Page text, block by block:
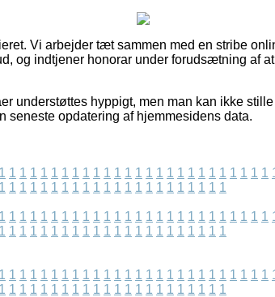
Vi arbejder tæt sammen med en stribe
og indtjener honorar under forudsætning af
understøttes hyppigt, men man kan ikke
seneste opdatering af hjemmesidens data.
1 1 1 1 1 1 1 1 1 1 1 1 1 1 1 1 1 1 1 1 1 1 1 1 1 1
1 1 1 1 1 1 1 1 1 1 1 1 1 1 1 1 1 1 1 1 1 1
1 1 1 1 1 1 1 1 1 1 1 1 1 1 1 1 1 1 1 1 1 1 1 1 1 1
1 1 1 1 1 1 1 1 1 1 1 1 1 1 1 1 1 1 1 1 1 1
1 1 1 1 1 1 1 1 1 1 1 1 1 1 1 1 1 1 1 1 1 1 1 1 1 1
1 1 1 1 1 1 1 1 1 1 1 1 1 1 1 1 1 1 1 1 1 1